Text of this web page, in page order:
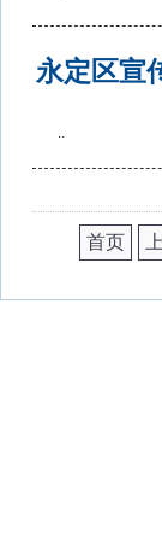
永定区宣
..
首页